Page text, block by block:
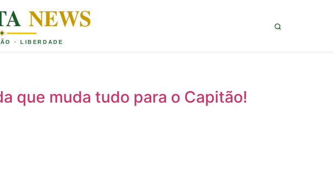
NEWS
· LIBERDADE
que muda tudo para o Capitão!